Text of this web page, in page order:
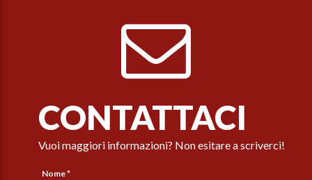
CONTATTACI
Vuoi maggiori informazioni? Non esitare a scriverci!
Nome *